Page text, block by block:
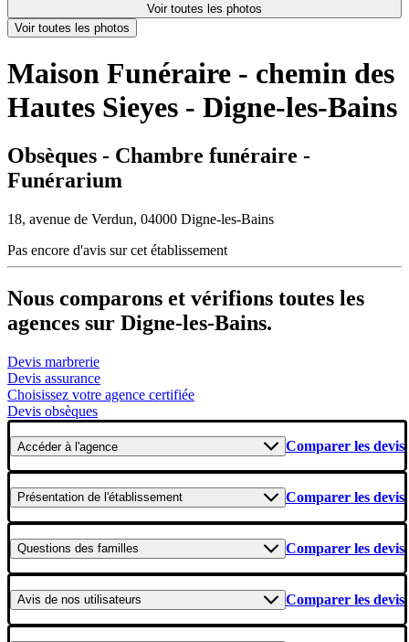
Voir toutes les photos
Voir toutes les photos
Maison Funéraire - chemin des
Hautes Sieyes - Digne-les-Bains
Obsèques - Chambre funéraire -
Funérarium
18, avenue de Verdun, 04000 Digne-les-Bains
Pas encore d'avis sur cet établissement
Nous comparons et vérifions toutes les
agences sur Digne-les-Bains.
Devis marbrerie
Devis assurance
Choisissez votre agence certifiée
Devis obsèques
Accéderà l'agence Comparer les devis
Présentation de l'établissement Comparer les devis
Questions des familles Comparer les devis
Avis de nos utilisateurs Comparer les devis